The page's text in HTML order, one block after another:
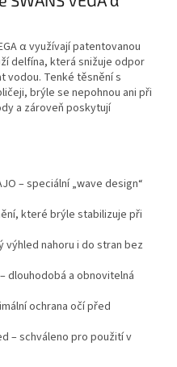
α využívají patentovanou
delfína, která snižuje odpor
vodou. Tenké těsnění s
brýle se nepohnou ani při
a zároveň poskytují
– speciální „wave design“
které brýle stabilizuje při
nahoru i do stran bez
– dlouhodobá a obnovitelná
ochrana očí před
– schváleno pro použití v